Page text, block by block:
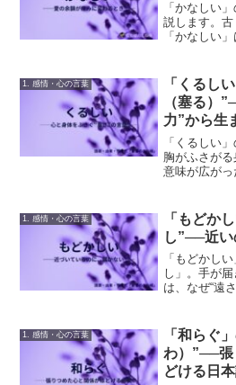
「かなしい
説します。
「かなしい
本語が悲し
のかを紹介
1. 感情・心の言葉
「くるし
（塞る）
力”から生
「くるしい
胸がふさが
意味が広がっ
1. 感情・心の言葉
「もどか
し”──近
「もどかし
し」。手が
は、なぜ“遠
1. 感情・心の言葉
「和らぐ
わ）”──張
どける日